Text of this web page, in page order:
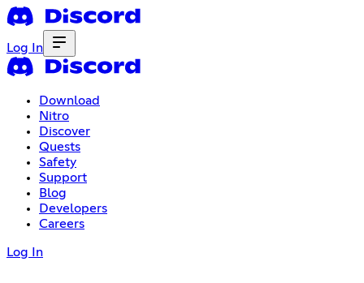
Log In
Download
Nitro
Discover
Quests
Safety
Support
Blog
Developers
Careers
Log In